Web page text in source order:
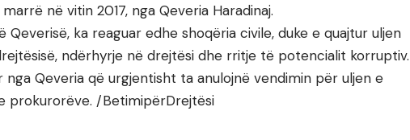
në vitin 2017, nga Qeveria Haradinaj.
ka reaguar edhe shoqëria civile, duke e quajtur uljen
ndërhyrje në drejtësi dhe rritje të potencialit korruptiv.
nga Qeveria që urgjentisht ta anulojnë vendimin për uljen e
prokurorëve. /BetimipërDrejtësi